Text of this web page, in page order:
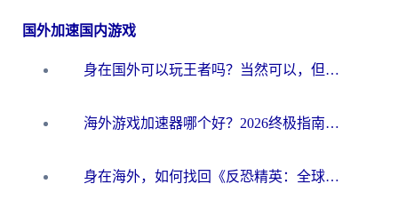
国外加速国内游戏
身在国外可以玩王者吗？当然可以，但你需要这份“加速”指南
海外游戏加速器哪个好？2026终极指南帮你畅玩国服+解决卡顿难题
身在海外，如何找回《反恐精英：全球攻势》国服的丝滑手感？一份给你的终极指南